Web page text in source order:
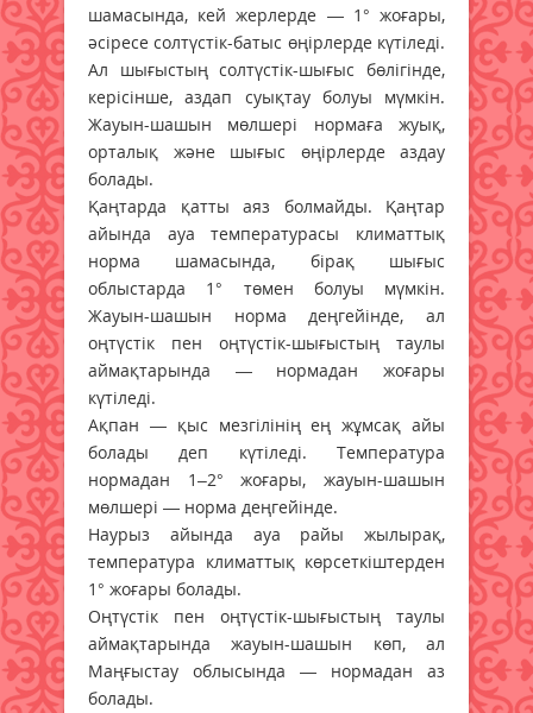
шамасында, кей жерлерде — 1° жоғары,
әсіресе солтүстік-батыс өңірлерде күтіледі.
Ал шығыстың солтүстік-шығыс бөлігінде,
керісінше, аздап суықтау болуы мүмкін.
Жауын-шашын мөлшері нормаға жуық,
орталық және шығыс өңірлерде аздау
болады.
Қаңтарда қатты аяз болмайды. Қаңтар
айында ауа температурасы климаттық
норма шамасында, бірақ шығыс
облыстарда 1° төмен болуы мүмкін.
Жауын-шашын норма деңгейінде, ал
оңтүстік пен оңтүстік-шығыстың таулы
аймақтарында — нормадан жоғары
күтіледі.
Ақпан — қыс мезгілінің ең жұмсақ айы
болады деп күтіледі. Температура
нормадан 1–2° жоғары, жауын-шашын
мөлшері — норма деңгейінде.
Наурыз айында ауа райы жылырақ,
температура климаттық көрсеткіштерден
1° жоғары болады.
Оңтүстік пен оңтүстік-шығыстың таулы
аймақтарында жауын-шашын көп, ал
Маңғыстау облысында — нормадан аз
болады.